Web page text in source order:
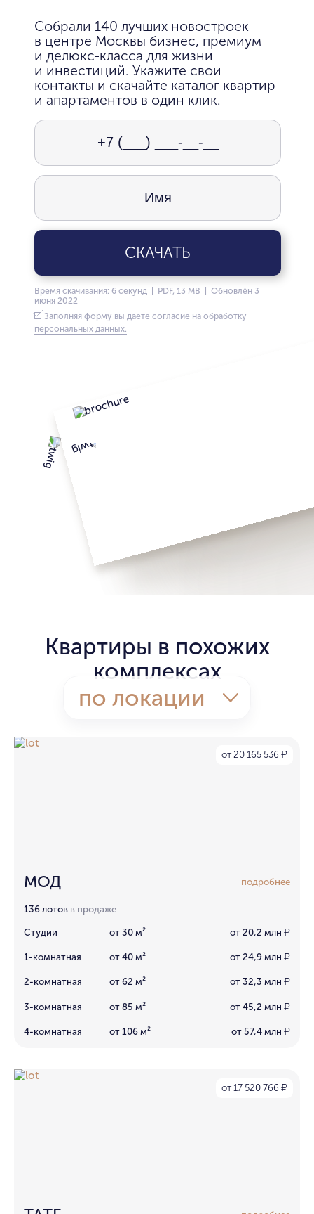
Собрали 140 лучших новостроек
в центре Москвы бизнес, премиум
и делюкс-класса для жизни
и инвестиций. Укажите свои
контакты и скачайте каталог квартир
и апартаментов в один клик.
СКАЧАТЬ
Время скачивания: 6 секунд | PDF, 13 MB | Обновлён 3
июня 2022
Заполняя форму вы даете согласие на обработку
персональных данных.
Квартиры в похожих
комплексах
по локации
от 20 165 536 ₽
МОД подробнее
136 лотов в продаже
Студии от 30 м² от 20,2 млн ₽
1-комнатная от 40 м² от 24,9 млн ₽
2-комнатная от 62 м² от 32,3 млн ₽
3-комнатная от 85 м² от 45,2 млн ₽
4-комнатная от 106 м² от 57,4 млн ₽
от 17 520 766 ₽